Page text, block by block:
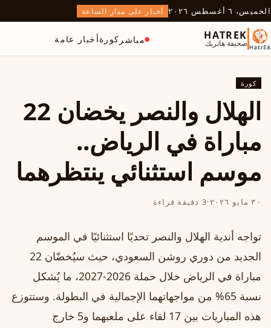
الخميس، ٦ أغسطس ٢٠٢٦ أخبار على مدار الساعة
HATREK
صحيفة هاتريك مباشر كورةأخبار عامة
كورة
الهلال والنصر يخضان 22
مباراة في الرياض..
موسم استثنائي ينتظرهما
٣٠ مايو ٢٠٢٦ ·3 دقيقة قراءة
تواجه أندية الهلال والنصر تحديًا استثنائيًا في الموسم
الجديد من دوري روشن السعودي، حيث سيُخضّان 22
مباراة في الرياض خلال حملة 2026-2027، ما يُشكل
نسبة 65% من مواجهاتهما الإجمالية في البطولة. وستتوزع
هذه المباريات بين 17 لقاء على ملعبهما و5 خارج